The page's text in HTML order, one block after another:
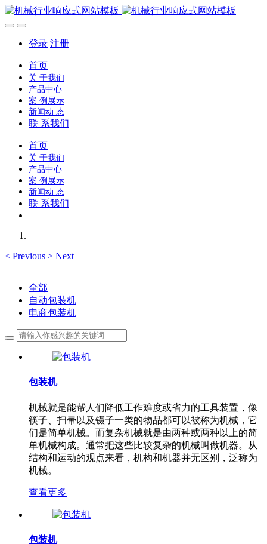
登录 注册
首页
关 于我们
产品中心
案 例展示
新闻动 态
联 系我们
首页
关 于我们
产品中心
案 例展示
新闻动 态
联 系我们
< Previous > Next
全部
自动包装机
电商包装机
包装机
机械就是能帮人们降低工作难度或省力的工具装置，像
筷子、扫帚以及镊子一类的物品都可以被称为机械，它
们是简单机械。而复杂机械就是由两种或两种以上的简
单机械构成。通常把这些比较复杂的机械叫做机器。从
结构和运动的观点来看，机构和机器并无区别，泛称为
机械。
查看更多
包装机